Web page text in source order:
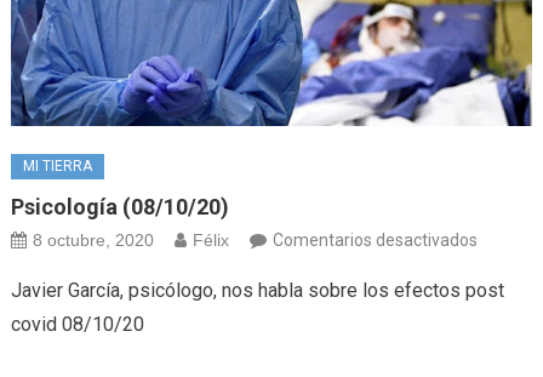
MI TIERRA
Psicología (08/10/20)
8 octubre, 2020 Félix Comentarios desactivadosen
(08/10/
Javier García, psicólogo, nos habla sobre los efectos post
covid 08/10/20